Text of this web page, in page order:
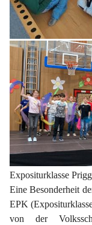
Expositurklasse
Eine Besonderheit
EPK
von der